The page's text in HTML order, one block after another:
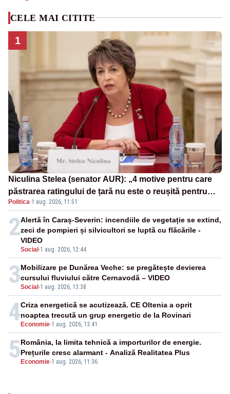
CELE MAI CITITE
1
Niculina Stelea (senator AUR): „4 motive pentru care
păstrarea ratingului de țară nu este o reușită pentru
Guvernul Bolojan”
Politica·1 aug. 2026, 11:51
2
Social -1 aug. 2026, 12:44
Alertă în Caraș-Severin: incendiile de vegetație se extind,
zeci de pompieri și silvicultori se luptă cu flăcările -
VIDEO
3Social -1 aug. 2026, 13:38
Mobilizare pe Dunărea Veche: se pregătește devierea
cursului fluviului către Cernavodă – VIDEO
4 Economie-1 aug. 2026, 13:41
Criza energetică se acutizează. CE Oltenia a oprit
noaptea trecută un grup energetic de la Rovinari
5 Economie-1 aug. 2026, 11:36
România, la limita tehnică a importurilor de energie.
Prețurile cresc alarmant - Analiză Realitatea Plus